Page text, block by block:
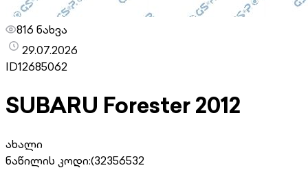
816 ნახვა
29.07.2026
ID12685062
SUBARU Forester 2012
ახალი
ნაწილის კოდი:(32356532